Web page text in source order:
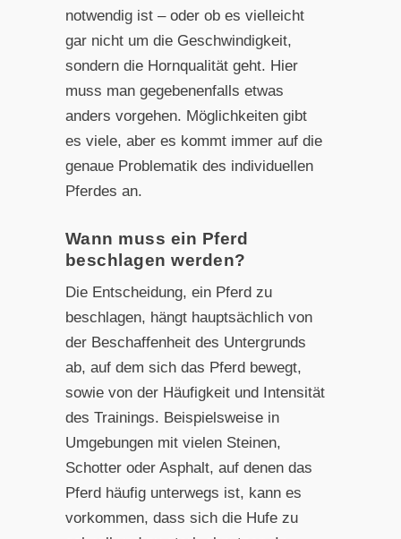
notwendig ist – oder ob es vielleicht
gar nicht um die Geschwindigkeit,
sondern die Hornqualität geht. Hier
muss man gegebenenfalls etwas
anders vorgehen. Möglichkeiten gibt
es viele, aber es kommt immer auf die
genaue Problematik des individuellen
Pferdes an.
Wann muss ein Pferd
beschlagen werden?
Die Entscheidung, ein Pferd zu
beschlagen, hängt hauptsächlich von
der Beschaffenheit des Untergrunds
ab, auf dem sich das Pferd bewegt,
sowie von der Häufigkeit und Intensität
des Trainings. Beispielsweise in
Umgebungen mit vielen Steinen,
Schotter oder Asphalt, auf denen das
Pferd häufig unterwegs ist, kann es
vorkommen, dass sich die Hufe zu